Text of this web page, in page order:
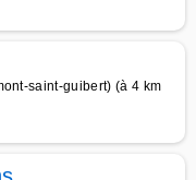
saint-guibert) (à 4 km